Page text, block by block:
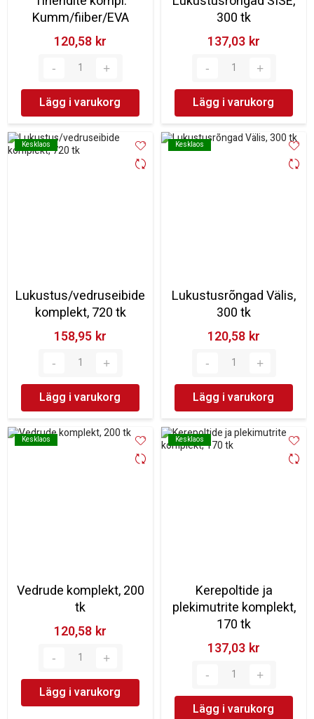
Kumm/fiiber/EVA
120,58 kr‎
Lägg i varukorg
300 tk
137,03 kr‎
Lägg i varukorg
Kesklaos
Kesklaos
Lukustus/vedruseibide
komplekt, 720 tk
158,95 kr‎
Lägg i varukorg
Kesklaos
Kesklaos
Lukustusrõngad Välis,
300 tk
120,58 kr‎
Lägg i varukorg
Kesklaos
Kesklaos
Vedrude komplekt, 200
tk
120,58 kr‎
Lägg i varukorg
Kesklaos
Kesklaos
Kerepoltide ja
plekimutrite komplekt,
170 tk
137,03 kr‎
Lägg i varukorg